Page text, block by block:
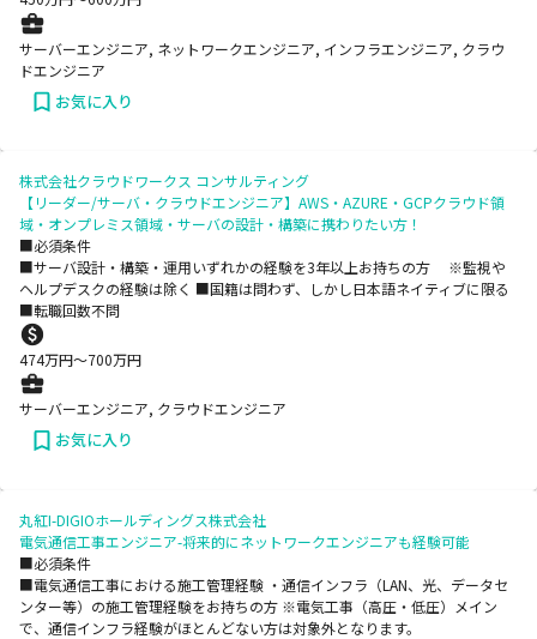
サーバーエンジニア, ネットワークエンジニア, インフラエンジニア, クラウ
ドエンジニア
お気に入り
株式会社クラウドワークス コンサルティング
【リーダー/サーバ・クラウドエンジニア】AWS・AZURE・GCPクラウド領
域・オンプレミス領域・サーバの設計・構築に携わりたい方！
■必須条件
■サーバ設計・構築・運用いずれかの経験を3年以上お持ちの方 ※監視や
ヘルプデスクの経験は除く ■国籍は問わず、しかし日本語ネイティブに限る
■転職回数不問
474万円〜700万円
サーバーエンジニア, クラウドエンジニア
お気に入り
丸紅I-DIGIOホールディングス株式会社
電気通信工事エンジニア-将来的にネットワークエンジニアも経験可能
■必須条件
■電気通信工事における施工管理経験 ・通信インフラ（LAN、光、データセ
ンター等）の施工管理経験をお持ちの方 ※電気工事（高圧・低圧）メイン
で、通信インフラ経験がほとんどない方は対象外となります。